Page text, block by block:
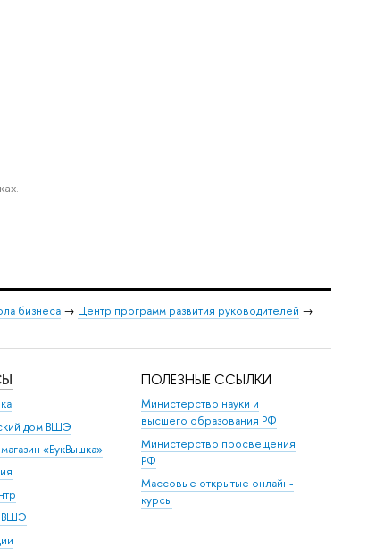
бизнеса → Центр программ развития руководителей →
дом ВШЭ
«БукВышка»
ВШЭ
ПОЛЕЗНЫЕ ССЫЛКИ
Министерство науки и
высшего образования РФ
Министерство просвещения
РФ
Массовые открытые онлайн-
курсы